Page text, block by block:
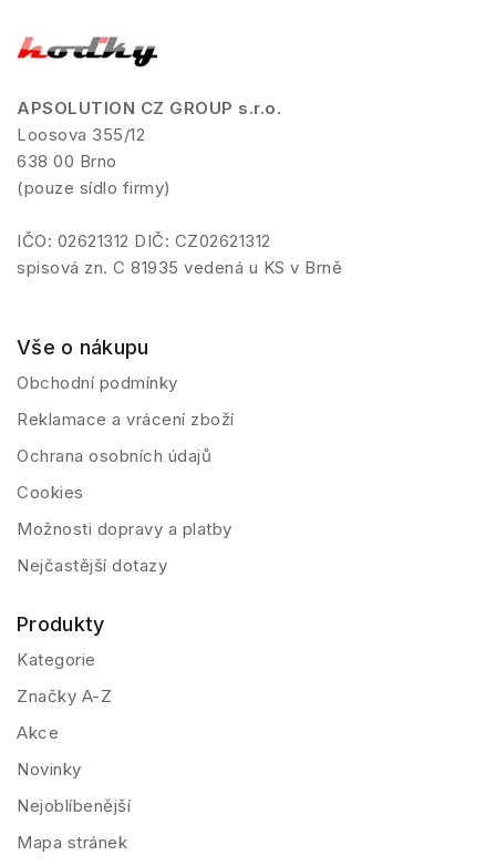
APSOLUTION CZ GROUP s.r.o.
Loosova 355/12
638 00 Brno
(pouze sídlo firmy)
IČO: 02621312 DIČ: CZ02621312
spisová zn. C 81935 vedená u KS v Brně
Vše o nákupu
Obchodní podmínky
Reklamace a vrácení zboží
Ochrana osobních údajů
Cookies
Možnosti dopravy a platby
Nejčastější dotazy
Produkty
Kategorie
Značky A-Z
Akce
Novinky
Nejoblíbenější
Mapa stránek